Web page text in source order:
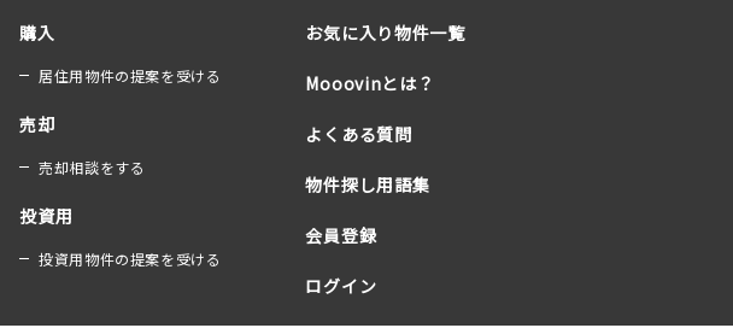
購入
居住用物件の提案を受ける
売却
売却相談をする
投資用
投資用物件の提案を受ける
お気に入り物件一覧
Mooovinとは？
よくある質問
物件探し用語集
会員登録
ログイン